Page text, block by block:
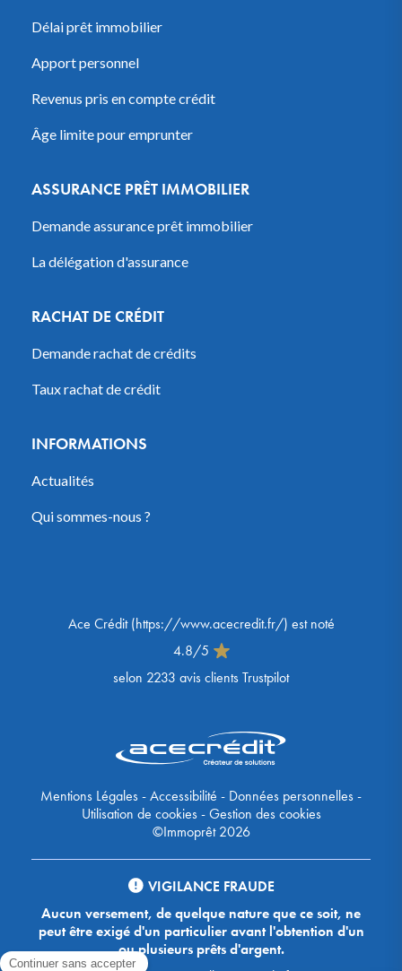
Délai prêt immobilier
Apport personnel
Revenus pris en compte crédit
Âge limite pour emprunter
ASSURANCE PRÊT IMMOBILIER
Demande assurance prêt immobilier
La délégation d'assurance
RACHAT DE CRÉDIT
Demande rachat de crédits
Taux rachat de crédit
INFORMATIONS
Actualités
Qui sommes-nous ?
Ace Crédit(https://www.acecredit.fr/) est noté
4.8/5
selon 2233 avis clients Trustpilot
Mentions Légales-Accessibilité - Données personnelles-
Utilisation de cookies-Gestion des cookies
©Immoprêt 2026
VIGILANCE FRAUDE
Aucun versement, de quelque nature que ce soit, ne
peut être exigé d'un particulier avant l'obtention d'un
ou plusieurs prêts d'argent.